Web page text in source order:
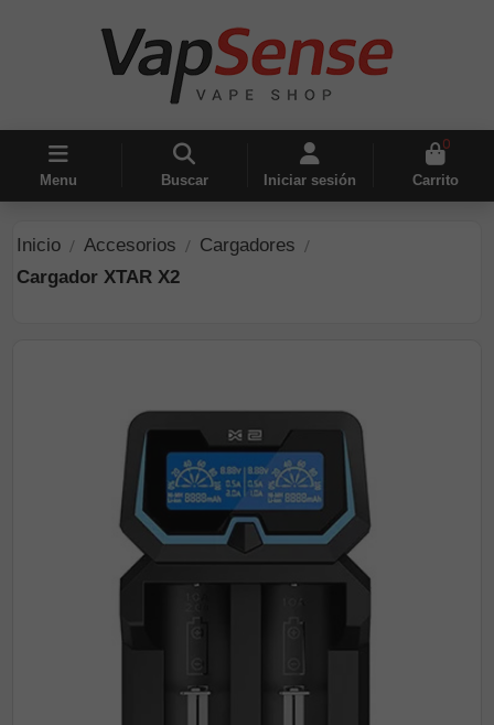
Menu Buscar Iniciar sesión
0
Carrito
Inicio Accesorios
Cargadores
Cargador XTAR X2